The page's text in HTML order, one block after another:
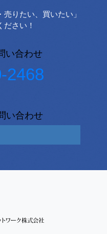
売りたい、買いたい」
ださい！
い合わせ
2468
い合わせ